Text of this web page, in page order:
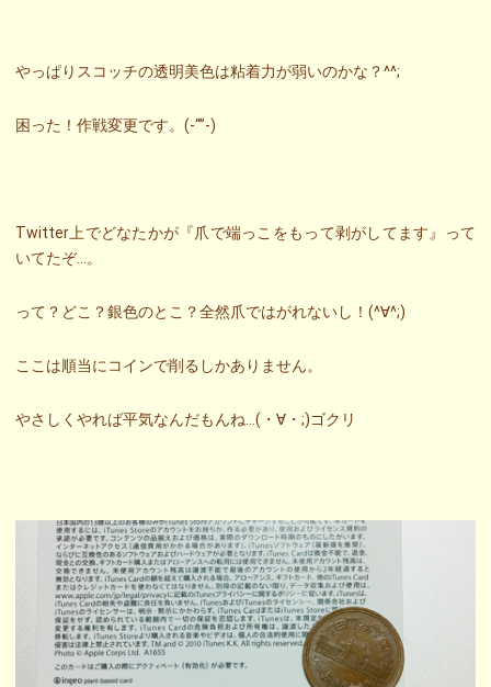
やっぱりスコッチの透明美色は粘着力が弱いのかな？^^;
困った！作戦変更です。(-“”-)
Twitter上でどなたかが『爪で端っこをもって剥がしてます』って
いてたぞ…。
って？どこ？銀色のとこ？全然爪ではがれないし！(^∀^;)
ここは順当にコインで削るしかありません。
やさしくやれば平気なんだもんね…(・∀・;)ゴクリ